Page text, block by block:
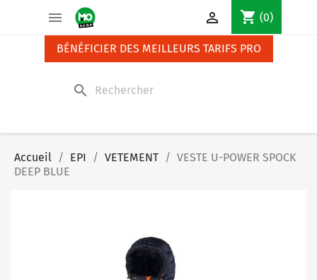
 shopping_cart (0)

BÉNÉFICIER DES MEILLEURS TARIFS PRO
search
Accueil EPI VETEMENT
VESTE U-POWER SPOCK
DEEP BLUE
Panneau de gestion des cookies